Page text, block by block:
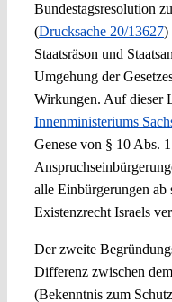
Bundestagsresolution
(Drucksache 20/13627)
Staatsräson und
Umgehung der
Wirkungen. Auf dieser
Innenministeriums
Genese von § 10 Abs.
alle Einbürgerungen
Existenzrecht Israels
Der zweite
Differenz zwischen
(Bekenntnis zum